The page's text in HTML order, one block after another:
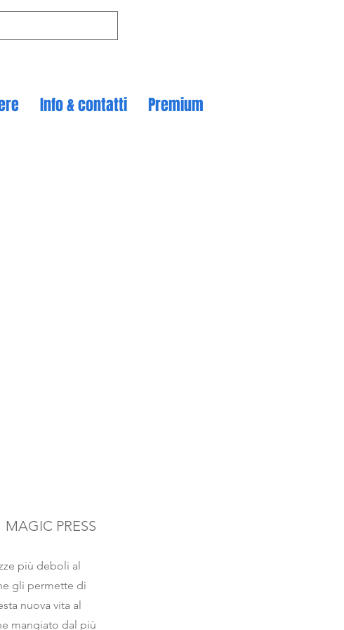
Info & contatti Premium
MAGIC PRESS
più deboli al
gli permette di
nuova vita al
mangiato dal più